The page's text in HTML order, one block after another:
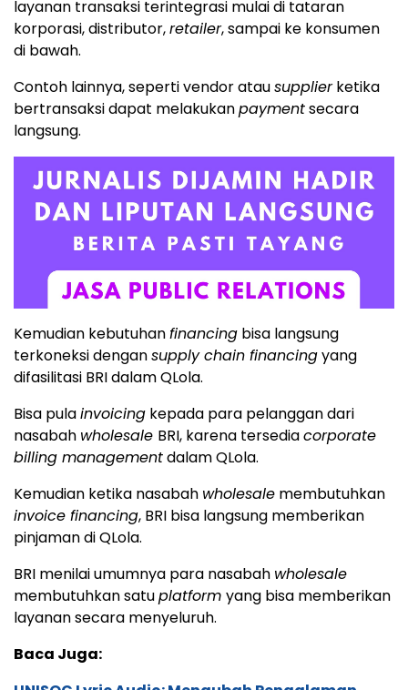
layanan transaksi terintegrasi mulai di tataran
korporasi, distributor,retailer, sampai ke konsumen
di bawah.
Contoh lainnya, seperti vendor atausupplierketika
bertransaksi dapat melakukanpaymentsecara
langsung.
Kemudian kebutuhanfinancing bisa langsung
terkoneksi dengansupply chain financingyang
difasilitasi BRI dalam QLola.
Bisa pulainvoicing kepada para pelanggan dari
nasabah wholesale BRI, karena tersediacorporate
billing managementdalam QLola.
Kemudian ketika nasabah wholesale membutuhkan
invoice financing, BRI bisa langsung memberikan
pinjaman di QLola.
BRI menilai umumnya para nasabah wholesale
membutuhkan satuplatform yang bisa memberikan
layanan secara menyeluruh.
Baca Juga: